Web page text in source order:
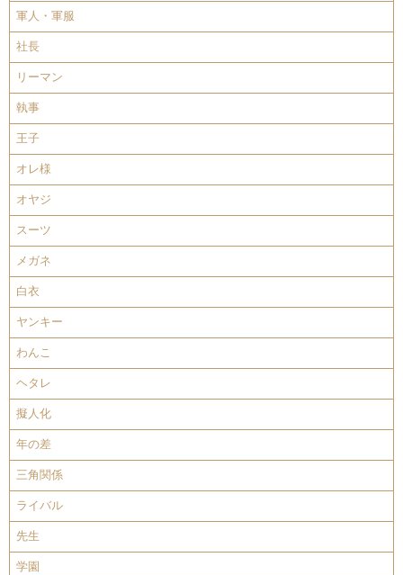
軍人・軍服
社長
リーマン
執事
王子
オレ様
オヤジ
スーツ
メガネ
白衣
ヤンキー
わんこ
ヘタレ
擬人化
年の差
三角関係
ライバル
先生
学園